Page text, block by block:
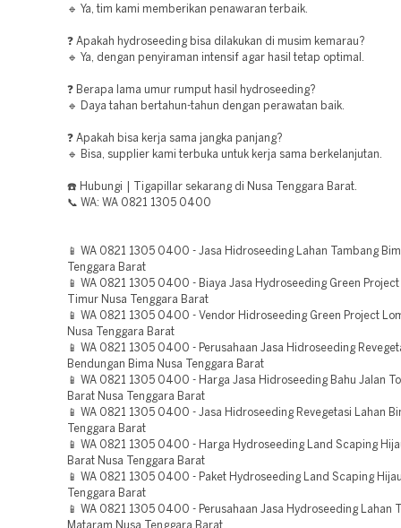
🔹 Ya, tim kami memberikan penawaran terbaik.
❓ Apakah hydroseeding bisa dilakukan di musim kemarau?
🔹 Ya, dengan penyiraman intensif agar hasil tetap optimal.
❓ Berapa lama umur rumput hasil hydroseeding?
🔹 Daya tahan bertahun-tahun dengan perawatan baik.
❓ Apakah bisa kerja sama jangka panjang?
🔹 Bisa, supplier kami terbuka untuk kerja sama berkelanjutan.
☎️ Hubungi | Tigapillar sekarang di Nusa Tenggara Barat.
📞 WA: WA 0821 1305 0400
📱 WA 0821 1305 0400 - Jasa Hidroseeding Lahan Tambang
Tenggara Barat
📱 WA 0821 1305 0400 - Biaya Jasa Hydroseeding Green
Timur Nusa Tenggara Barat
📱 WA 0821 1305 0400 - Vendor Hidroseeding Green Project
Nusa Tenggara Barat
📱 WA 0821 1305 0400 - Perusahaan Jasa Hidroseeding
Bendungan Bima Nusa Tenggara Barat
📱 WA 0821 1305 0400 - Harga Jasa Hidroseeding Bahu Jalan
Barat Nusa Tenggara Barat
📱 WA 0821 1305 0400 - Jasa Hidroseeding Revegetasi Lahan
Tenggara Barat
📱 WA 0821 1305 0400 - Harga Hydroseeding Land Scaping
Barat Nusa Tenggara Barat
📱 WA 0821 1305 0400 - Paket Hydroseeding Land Scaping
Tenggara Barat
📱 WA 0821 1305 0400 - Perusahaan Jasa Hydroseeding Lahan
Mataram Nusa Tenggara Barat